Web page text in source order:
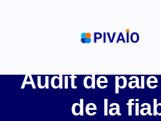
Audit de
de la